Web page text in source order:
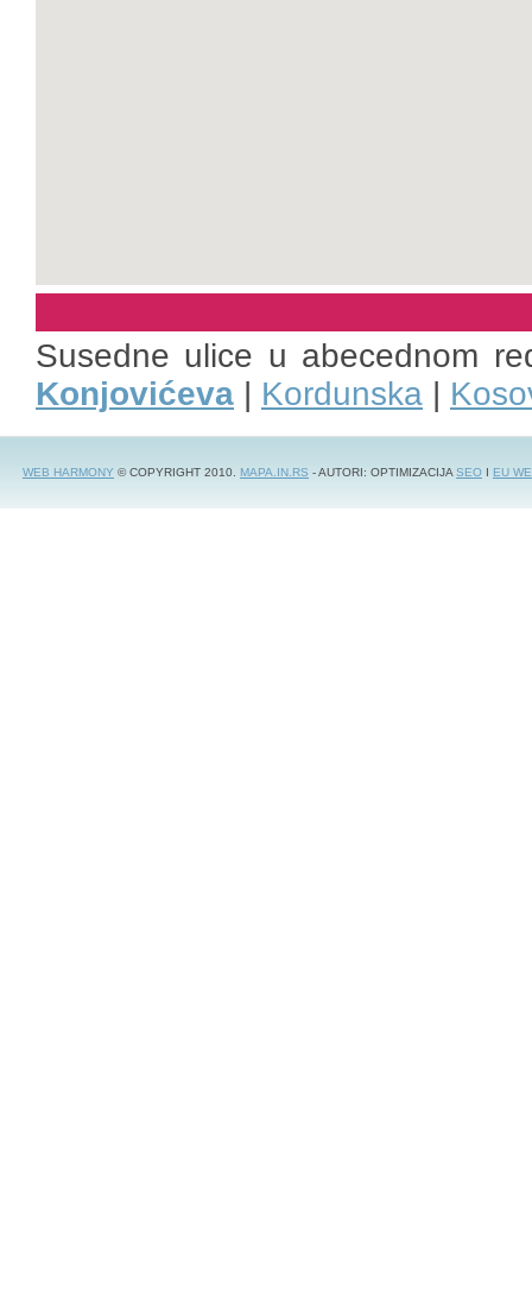
Susedne ulice u abecednom
Konjovićeva | Kordunska |
WEB HARMONY © COPYRIGHT 2010. MAPA.IN.RS - AUTORI: OPTIMIZACIJASEO I EU